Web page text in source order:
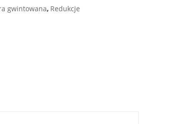
gwintowana, Redukcje